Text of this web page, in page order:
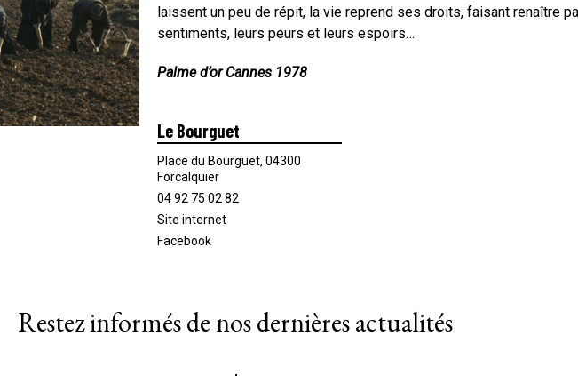
laissent un peu de répit, la vie reprend ses droits, faisant renaître
sentiments, leurs peurs et leurs espoirs…
Palme d’or Cannes 1978
Le Bourguet
Place du Bourguet, 04300
Forcalquier
04 92 75 02 82
Site internet
Facebook
Restez informés de nos dernières actualités